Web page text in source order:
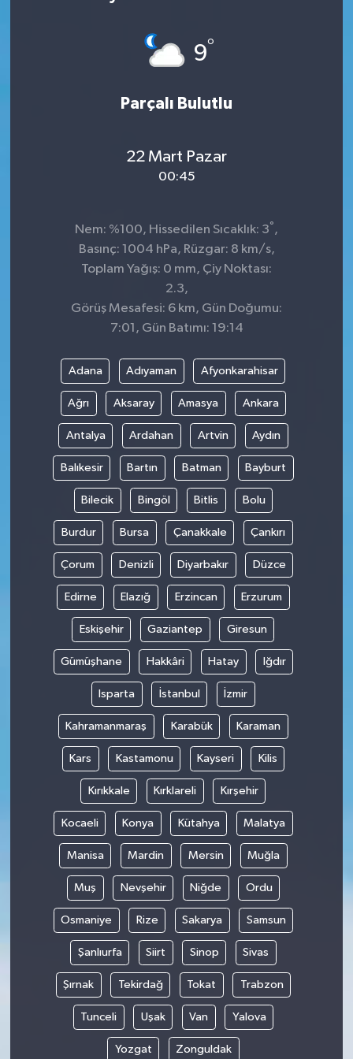
9°
Parçalı Bulutlu
22 Mart Pazar
00:45
Nem: %100, Hissedilen Sıcaklık: 3° ,
Basınç: 1004 hPa, Rüzgar: 8 km/s,
Toplam Yağış: 0 mm, Çiy Noktası:
2.3,
Görüş Mesafesi: 6 km, Gün Doğumu:
7:01, Gün Batımı: 19:14
Adana Adıyaman Afyonkarahisar
Ağrı Aksaray Amasya Ankara
Antalya Ardahan Artvin Aydın
Balıkesir Bartın Batman Bayburt
Bilecik Bingöl Bitlis Bolu
Burdur Bursa Çanakkale Çankırı
Çorum Denizli Diyarbakır Düzce
Edirne Elazığ Erzincan Erzurum
Eskişehir Gaziantep Giresun
Gümüşhane Hakkâri Hatay Iğdır
Isparta İstanbul İzmir
Kahramanmaraş Karabük Karaman
Kars Kastamonu Kayseri Kilis
Kırıkkale Kırklareli Kırşehir
Kocaeli Konya Kütahya Malatya
Manisa Mardin Mersin Muğla
Muş Nevşehir Niğde Ordu
Osmaniye Rize Sakarya Samsun
Şanlıurfa Siirt Sinop Sivas
Şırnak Tekirdağ Tokat Trabzon
Tunceli Uşak Van Yalova
Yozgat Zonguldak
SİVİL TOPLUM
SOSYAL YAŞAM
ULUSAL HABERLER